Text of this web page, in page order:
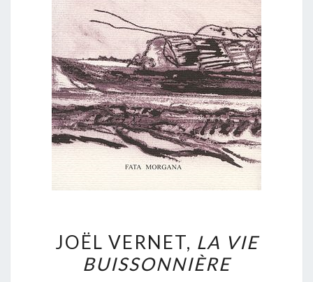
VERNET,
LA
JOËL VERNET, LA VIE
BUISSONNIÈRE